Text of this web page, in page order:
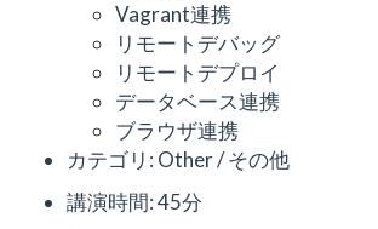
Vagrant連携
リモートデバッグ
リモートデプロイ
データベース連携
ブラウザ連携
カテゴリ: Other / その他
講演時間: 45分